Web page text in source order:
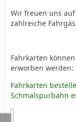
Wir freuen uns
zahlreiche
Fahrkarten
erworben werden:
Fahrkarten
Schmalspurbahn